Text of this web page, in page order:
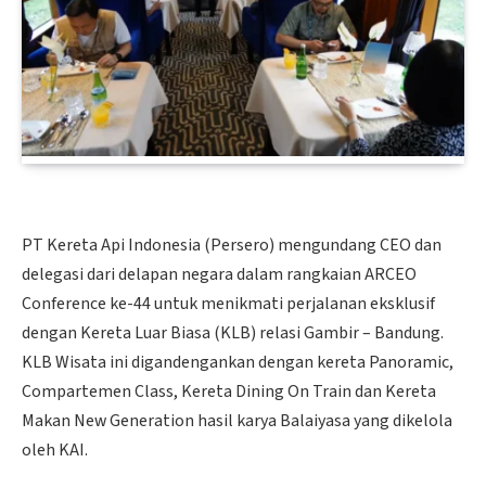
PT Kereta Api Indonesia (Persero) mengundang CEO dan
delegasi dari delapan negara dalam rangkaian ARCEO
Conference ke-44 untuk menikmati perjalanan eksklusif
dengan Kereta Luar Biasa (KLB) relasi Gambir – Bandung.
KLB Wisata ini digandengankan dengan kereta Panoramic,
Compartemen Class, Kereta Dining On Train dan Kereta
Makan New Generation hasil karya Balaiyasa yang dikelola
oleh KAI.